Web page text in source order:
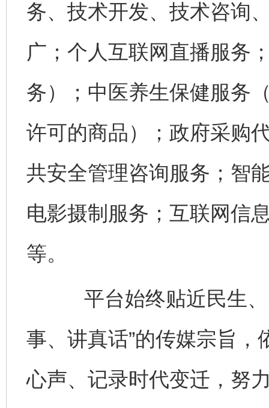
务、技术开发、技术咨询
广；个人互联网直播服务
务）；中医养生保健服务
许可的商品）；政府采购
共安全管理咨询服务；智
电影摄制服务；互联网信
等。
平台始终贴近民生、
事、讲真话”的传媒宗旨
心声、记录时代变迁，努